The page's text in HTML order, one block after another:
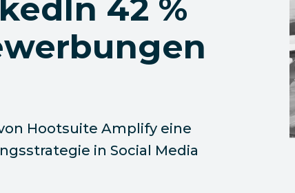
42 %
Hootsuite Amplify eine
in Social Media